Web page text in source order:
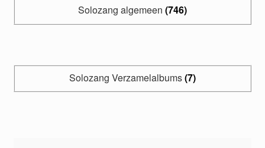
Solozang algemeen (746)
Solozang Verzamelalbums(7)